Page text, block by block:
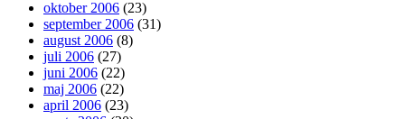
oktober 2006 (23)
september 2006 (31)
august 2006 (8)
juli 2006 (27)
juni 2006 (22)
maj 2006 (22)
april 2006 (23)